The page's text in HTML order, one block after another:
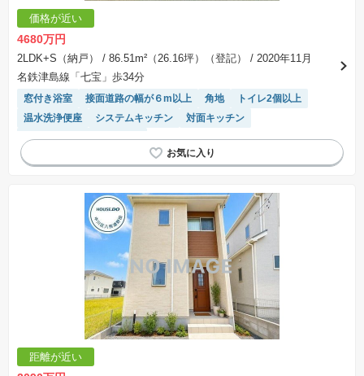
価格が近い
4680万円
2LDK+S（納戸） / 86.51m²（26.16坪）（登記）
/ 2020年11月
名鉄津島線「七宝」歩34分
窓付き浴室 接面道路の幅が６m以上 角地
トイレ2個以上
温水洗浄便座
システムキッチン
対面キッチン
モニター付きインターホン
距離が近い